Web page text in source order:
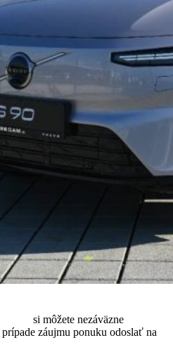
si môžete nezáväzne
záujmu ponuku odoslať na